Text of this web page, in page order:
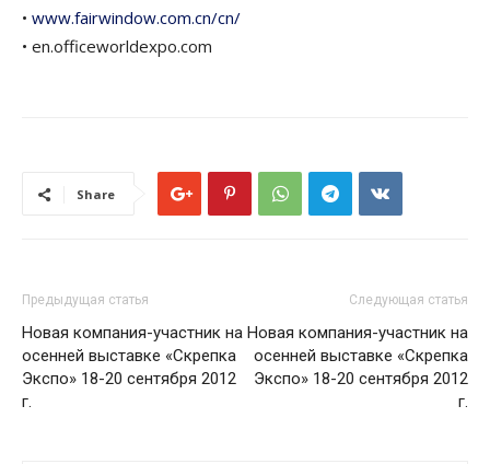
• www.fairwindow.com.cn/cn/
• en.officeworldexpo.com
Share
Предыдущая статья
Новая компания-участник на
осенней выставке «Скрепка
Экспо» 18-20 сентября 2012
г.
Следующая статья
Новая компания-участник на
осенней выставке «Скрепка
Экспо» 18-20 сентября 2012
г.